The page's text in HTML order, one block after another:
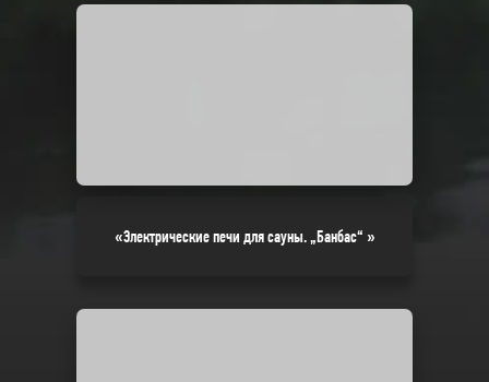
«Электрические печи для сауны. „Банбас“ »